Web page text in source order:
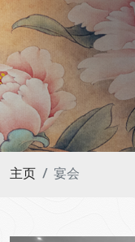
主页 宴会